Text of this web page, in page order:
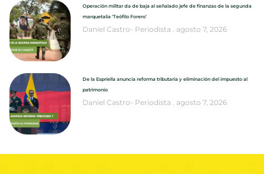
Operación militar da de baja al señalado jefe de finanzas de la segunda
marquetalia ‘Teófilo Forero’
Daniel Castro- Periodista agosto 7, 2026
De la Espriella anuncia reforma tributaria y eliminación del impuesto al
patrimonio
Daniel Castro- Periodista agosto 7, 2026